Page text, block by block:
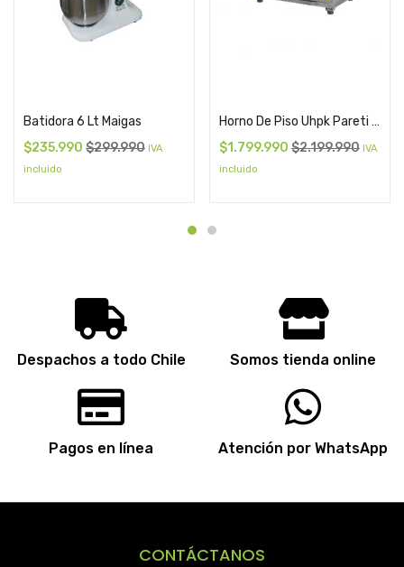
Batidora 6 Lt Maigas
$235.990 $299.990 IVA
incluido
Horno De Piso Uhpk Pareti Kitchenette
$1.799.990 $2.199.990 IVA
incluido
Despachos a todo Chile Somos tienda online
Pagos en línea Atención por WhatsApp
CONTÁCTANOS